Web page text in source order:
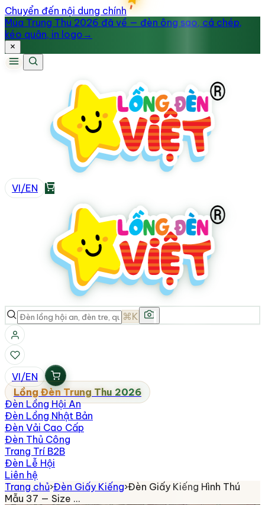
Chuyển đến nội dung chính
Mùa Trung Thu 2026 đã về — đèn ông sao, cá chép,
kéo quân, in logo →
VI/EN
⌘K
VI/EN
Lồng Đèn Trung Thu 2026
Đèn Lồng Hội An
Đèn Lồng Nhật Bản
Đèn Vải Cao Cấp
Đèn Thủ Công
Trang Trí B2B
Đèn Lễ Hội
Liên hệ
Trang chủ›Đèn Giấy Kiếng›Đèn Giấy Kiếng Hình Thú
Mẫu 37 — Size …